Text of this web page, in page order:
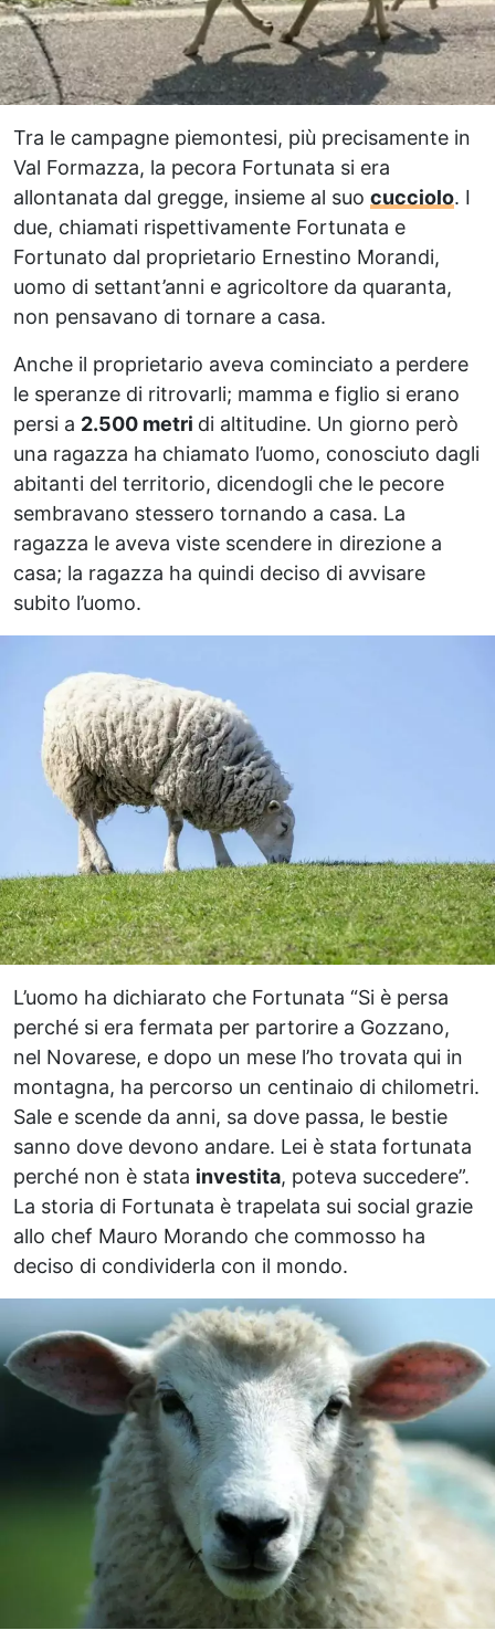
Tra le campagne piemontesi, più precisamente in
Val Formazza, la pecora Fortunata si era
allontanata dal gregge, insieme al suo cucciolo. I
due, chiamati rispettivamente Fortunata e
Fortunato dal proprietario Ernestino Morandi,
uomo di settant’anni e agricoltore da quaranta,
non pensavano di tornare a casa.
Anche il proprietario aveva cominciato a perdere
le speranze di ritrovarli; mamma e figlio si erano
persi a 2.500 metri di altitudine. Un giorno però
una ragazza ha chiamato l’uomo, conosciuto dagli
abitanti del territorio, dicendogli che le pecore
sembravano stessero tornando a casa. La
ragazza le aveva viste scendere in direzione a
casa; la ragazza ha quindi deciso di avvisare
subito l’uomo.
L’uomo ha dichiarato che Fortunata “Si è persa
perché si era fermata per partorire a Gozzano,
nel Novarese, e dopo un mese l’ho trovata qui in
montagna, ha percorso un centinaio di chilometri.
Sale e scende da anni, sa dove passa, le bestie
sanno dove devono andare. Lei è stata fortunata
perché non è stata investita, poteva succedere”.
La storia di Fortunata è trapelata sui social grazie
allo chef Mauro Morando che commosso ha
deciso di condividerla con il mondo.